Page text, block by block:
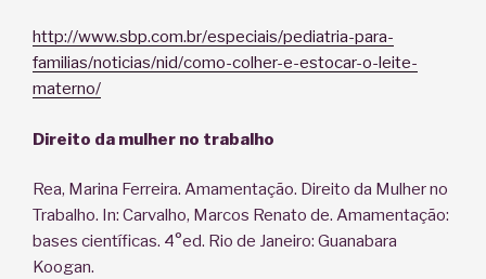
http://www.sbp.com.br/especiais/pediatria-para-
familias/noticias/nid/como-colher-e-estocar-o-leite-
materno/
Direito da mulher no trabalho
Rea, Marina Ferreira. Amamentação. Direito da Mulher no
Trabalho. In: Carvalho, Marcos Renato de. Amamentação:
bases científicas. 4°ed. Rio de Janeiro: Guanabara
Koogan.